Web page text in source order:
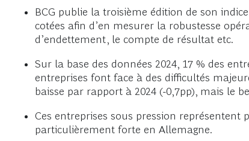
BCG publie la troisième édition de son
cotées afin d’en mesurer la robustesse
d’endettement, le compte de résultat etc.
Sur la base des données 2024, 17 % des
entreprises font face à des difficultés
baisse par rapport à 2024 (-0,7pp), mais le
Ces entreprises sous pression représentent
particulièrement forte en Allemagne.